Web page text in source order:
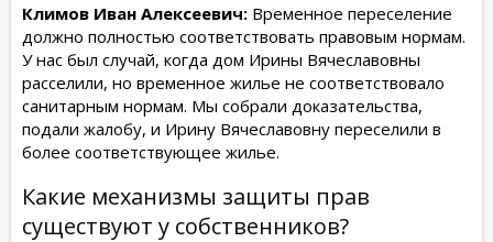
Климов Иван Алексеевич: Временное переселение
должно полностью соответствовать правовым нормам.
У нас был случай, когда дом Ирины Вячеславовны
расселили, но временное жилье не соответствовало
санитарным нормам. Мы собрали доказательства,
подали жалобу, и Ирину Вячеславовну переселили в
более соответствующее жилье.
Какие механизмы защиты прав
существуют у собственников?